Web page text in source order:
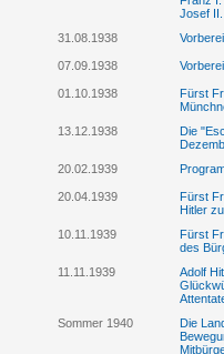
Josef II.
31.08.1938
07.09.1938
01.10.1938
Fürst
13.12.1938
Die
20.02.1939
20.04.1939
Fürst
Hitler
10.11.1939
Fürst
des
11.11.1939
Adolf
Sommer 1940
Die